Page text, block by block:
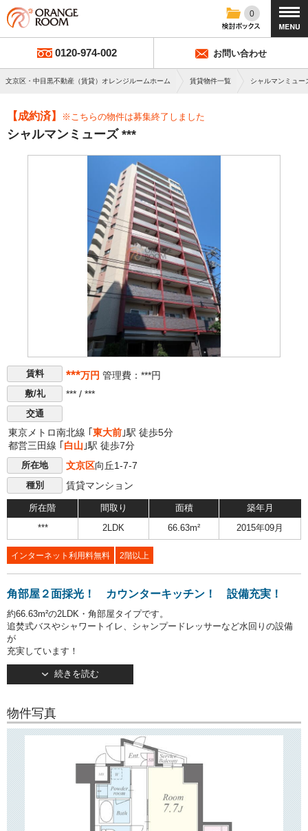
0
0120-974-002 お問い合わせ
文京区・中目黒不動産（賃貸）オレンジルームホーム 賃貸物件一覧 シャルマンミュー
【成約済】 ※こちらの物件は募集終了しました
シャルマンミューズ ***
賃料 ***万円 管理費：***円
敷/礼 *** / ***
交通
東京メトロ南北線 ｢ 東大前 ｣駅 徒歩5分
都営三田線 ｢ 白山 ｣駅 徒歩7分
所在地 文京区向丘1-7-7
種別 賃貸マンション
所在階 間取り 面積 築年月
*** 2LDK 66.63m² 2015年09月
インターネット利用料無料 2階以上
角部屋２面採光！ カウンターキッチン！ 設備充実！
約66.63m²の2LDK・角部屋タイプです。
追焚式バスやシャワートイレ、シャンプードレッサーなど水回りの設備
が
充実しています！
キッチンは人気のカウンタータイプ！ ３口ガスコンロ設置済みで
お料理もはかどります。
洋室にも作り付けのクローゼットがございます。
バルコニーは南西向きです。
文京区向丘の賃貸マンション「シャルマンミューズ ～Charmant muse
東京メトロ南北線「東大前」駅徒歩5分！
そのほか「白山」駅もご利用いただけます。
通学区は誠之小学校・第六中♪
続きを読む
物件写真